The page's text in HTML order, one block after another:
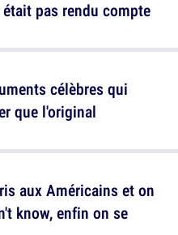
célèbres qui
que l'original
pas rendu compte
aux Américains et on
know, enfin on se